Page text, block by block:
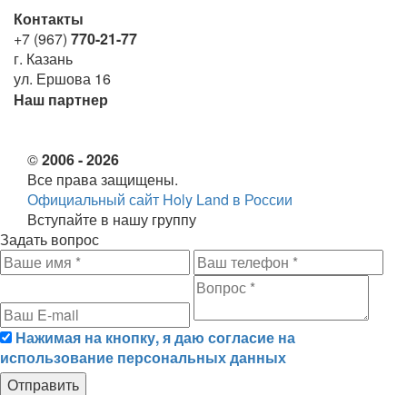
Контакты
+7 (967) 770-21-77
г. Казань
ул. Ершова 16
Наш партнер
©2006 - 2026
Все права защищены.
Официальный сайт Holy Land в России
Вступайте в нашу группу
Задать вопрос
Нажимая на кнопку, я даю согласие на
использование персональных данных